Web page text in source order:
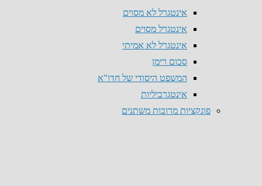
אינטגרל לא מסוים
אינטגרל מסוים
אינטגרל לא אמיתי
סכום רימן
המשפט היסודי של חדו"א
אינטגרביליות
פונקציות מרובות משתנים